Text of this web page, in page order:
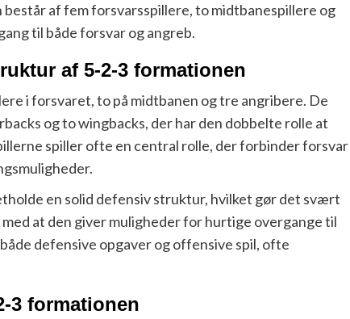
af fem forsvarsspillere, to midtbanespillere og
til både forsvar og angreb.
af 5-2-3 formationen
i forsvaret, to på midtbanen og tre angribere. De
og to wingbacks, der har den dobbelte rolle at
spiller ofte en central rolle, der forbinder forsvar
en solid defensiv struktur, hvilket gør det svært
at den giver muligheder for hurtige overgange til
defensive opgaver og offensive spil, ofte
3 formationen